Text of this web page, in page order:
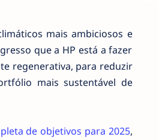
mais ambiciosos e
que a HP está a fazer
regenerativa, para reduzir
mais sustentável de
de objetivos para 2025,